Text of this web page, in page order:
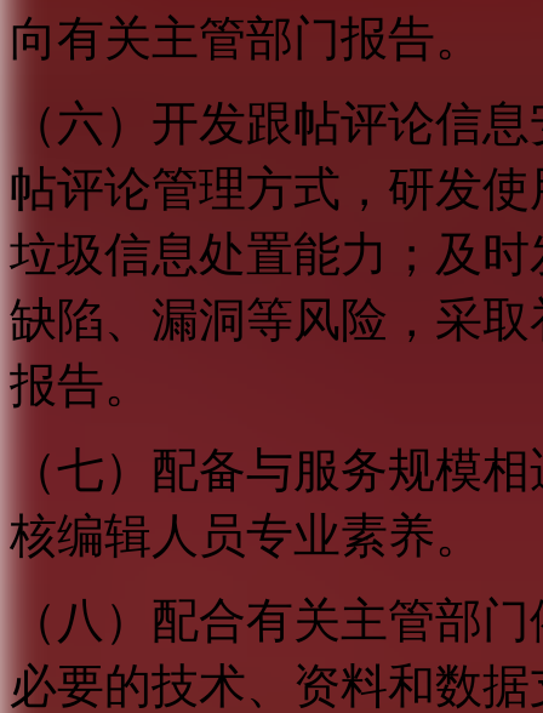
向有关主管部门报告。
（六）开发跟帖评论信
帖评论管理方式，研发
垃圾信息处置能力；及
缺陷、漏洞等风险，采
报告。
（七）配备与服务规模
核编辑人员专业素养。
（八）配合有关主管部
必要的技术、资料和数